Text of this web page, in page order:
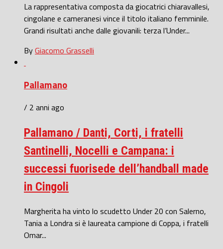
La rappresentativa composta da giocatrici chiaravallesi,
cingolane e cameranesi vince il titolo italiano femminile.
Grandi risultati anche dalle giovanili: terza l’Under...
ByGiacomo Grasselli
Pallamano
/ 2 anni ago
Pallamano / Danti, Corti, i fratelli
Santinelli, Nocelli e Campana: i
successi fuorisede dell’handball made
in Cingoli
Margherita ha vinto lo scudetto Under 20 con Salerno,
Tania a Londra si è laureata campione di Coppa, i fratelli
Omar...